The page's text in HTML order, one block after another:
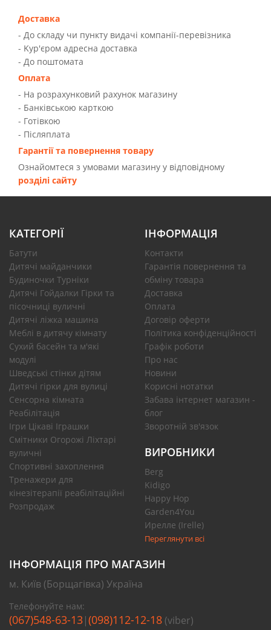
Доставка
- До складу чи пункту видачі компанії-перевізника
- Kур'єром адресна доставка
- До поштомата
Оплата
- На розрахунковий рахунок магазину
- Банківською карткою
- Готівкою
- Післяплата
Гарантії та повернення товару
Ознайомтеся з умовами магазину у відповідному
розділі сайту
КАТЕГОРІЇ
Батути
Дитячі майданчики
Будиночки Турніки
Дитячі Гойдалки Гірки та
пісочниці вуличні
Дитячі ліжка машина
Меблі в дитячу кімнату
Сухий басейн та м'які
модулі
Шведські стінки дітям
Дитячі гірки для вулиці
Сенсорна кімната
Реабілітація
Ігри Цікаві Іграшки
Смітники Огорожі Ліхтарі
вуличні
Спортивні захоплення
Тренажери для
кінезітерапії реабілітаційні
Розпродаж
ІНФОРМАЦІЯ
Контакти
Гарантія повернення та
обміну товара
Доставка
Оплата
Договір оферти
Політика конфіденційності
Графік роботи
Про нас
Новини
Корисні нотатки
Забава інтернет магазин -
блог
Зворотній зв'язок
ВИРОБНИКИ
Berg
Kidigo
Happy Hop
Garden4You
Ирелле (Irelle)
Переглянути всі
ІНФОРМАЦІЯ ПРО МАГАЗИН
м. Київ (Борщагівка) Україна
Телефонуйте нам:
(067)548-63-13|(098)112-12-18 (viber)